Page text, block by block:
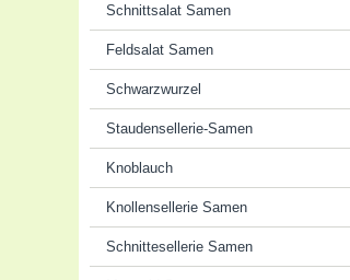
Schnittsalat Samen
Feldsalat Samen
Schwarzwurzel
Staudensellerie-Samen
Knoblauch
Knollensellerie Samen
Schnittesellerie Samen